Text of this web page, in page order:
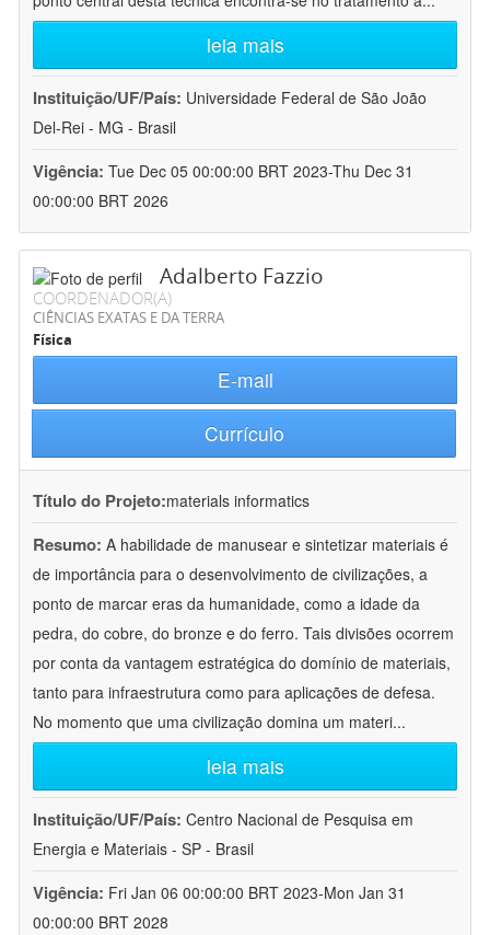
leia mais
Instituição/UF/País: Universidade Federal de São João
Del-Rei - MG - Brasil
Vigência: Tue Dec 05 00:00:00 BRT 2023-Thu Dec 31
00:00:00 BRT 2026
Adalberto Fazzio
COORDENADOR(A)
CIÊNCIAS EXATAS E DA TERRA
Física
E-mail
Currículo
Título do Projeto:materials informatics
Resumo: A habilidade de manusear e sintetizar materiais é
de importância para o desenvolvimento de civilizações, a
ponto de marcar eras da humanidade, como a idade da
pedra, do cobre, do bronze e do ferro. Tais divisões ocorrem
por conta da vantagem estratégica do domínio de materiais,
tanto para infraestrutura como para aplicações de defesa.
No momento que uma civilização domina um materi...
leia mais
Instituição/UF/País: Centro Nacional de Pesquisa em
Energia e Materiais - SP - Brasil
Vigência: Fri Jan 06 00:00:00 BRT 2023-Mon Jan 31
00:00:00 BRT 2028